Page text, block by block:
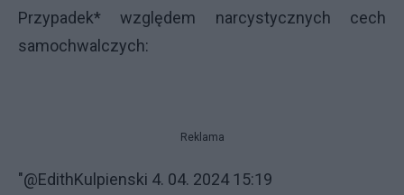
Przypadek* względem narcystycznych cech
samochwalczych:
Reklama
"@EdithKulpienski 4. 04. 2024 15:19